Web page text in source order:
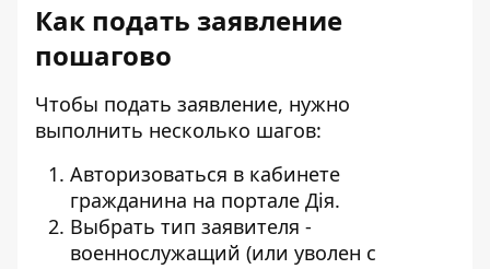
Как подать заявление
пошагово
Чтобы подать заявление, нужно
выполнить несколько шагов:
Авторизоваться в кабинете
гражданина на портале Дія.
Выбрать тип заявителя -
военнослужащий (или уволен с